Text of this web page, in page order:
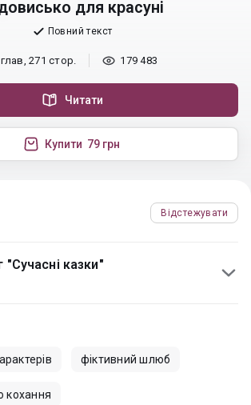
для красуні
Повний текст
271 стор. 179 483
Читати
Купити 79 грн
Відстежувати
"Сучасні казки"
фіктивний шлюб
кохання